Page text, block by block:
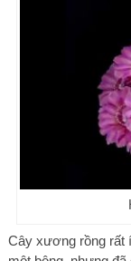
Cây xương rồng rất